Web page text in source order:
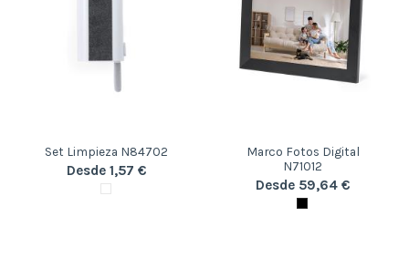
Set Limpieza N84702
Desde 1,57 €
Marco Fotos Digital
N71012
Desde 59,64 €